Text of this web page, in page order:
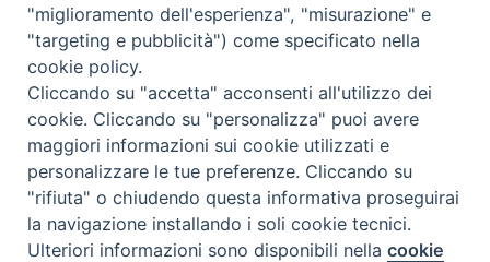
"miglioramento dell'esperienza", "misurazione" e
"targeting e pubblicità") come specificato nella
cookie policy.
Cliccando su "accetta" acconsenti all'utilizzo dei
cookie. Cliccando su "personalizza" puoi avere
maggiori informazioni sui cookie utilizzati e
personalizzare le tue preferenze. Cliccando su
"rifiuta" o chiudendo questa informativa proseguirai
la navigazione installando i soli cookie tecnici.
Ulteriori informazioni sono disponibili nellacookie